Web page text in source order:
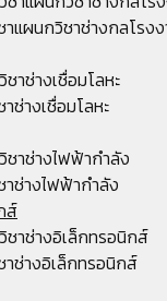
แผนกวิชาช่างกลโรง
าช่างเชื่อมโลหะ
ช่างเชื่อมโลหะ
าช่างไฟฟ้ากำลัง
ช่างไฟฟ้ากำลัง
ส์
าช่างอิเล็กทรอนิกส์
ช่างอิเล็กทรอนิกส์